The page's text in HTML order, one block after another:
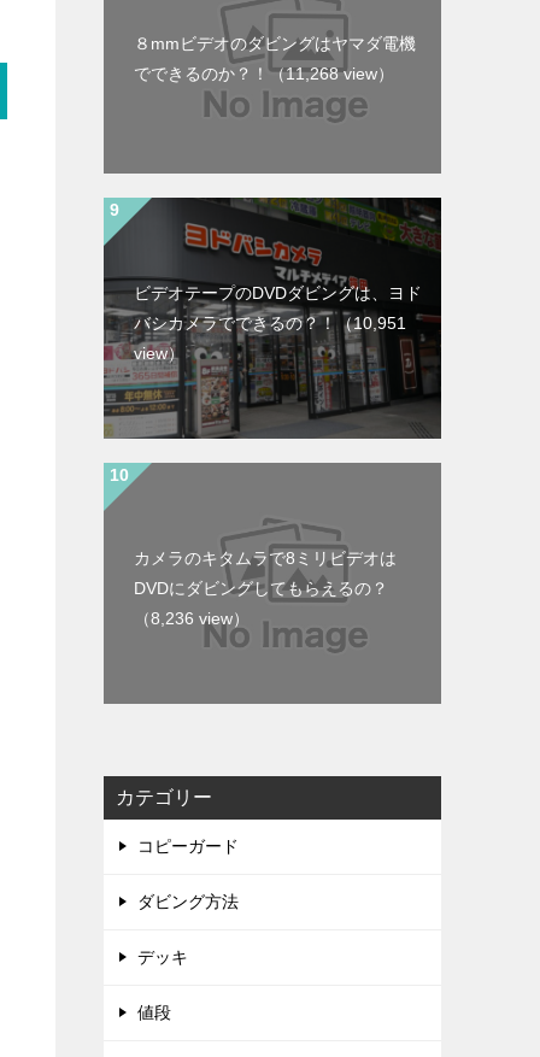
８mmビデオのダビングはヤマダ電機
でできるのか？！ （11,268 view）
ビデオテープのDVDダビングは、ヨド
バシカメラでできるの？！
（10,951
view）
カメラのキタムラで8ミリビデオは
DVDにダビングしてもらえるの？
（8,236 view）
カテゴリー
コピーガード
ダビング方法
デッキ
値段